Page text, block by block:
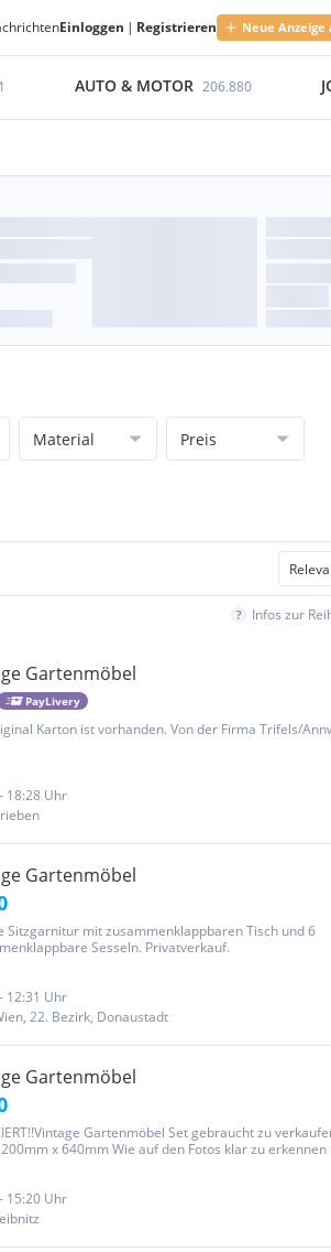
Einloggen | Registrieren Neue Anzeige
AUTO & MOTOR 206.880
Material Preis
Infos zur
Gartenmöbel
PayLivery
Karton ist vorhanden. Von der Firma Trifels/
18:28 Uhr
Gartenmöbel
Sitzgarnitur mit zusammenklappbaren Tisch und 6
Sesseln. Privatverkauf.
12:31 Uhr
22. Bezirk, Donaustadt
Gartenmöbel
Gartenmöbel Set gebraucht zu
x 640mm Wie auf den Fotos klar zu erkennen
15:20 Uhr